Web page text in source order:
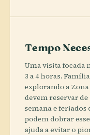
Tempo
Uma visita focada
3 a 4 horas.
explorando a
devem reservar de
semana e
podem dobrar
ajuda a evitar o